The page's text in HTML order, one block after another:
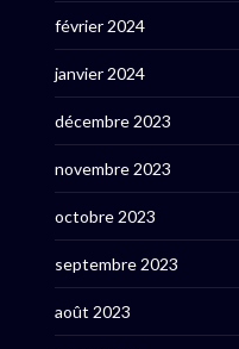
février 2024
janvier 2024
décembre 2023
novembre 2023
octobre 2023
septembre 2023
août 2023